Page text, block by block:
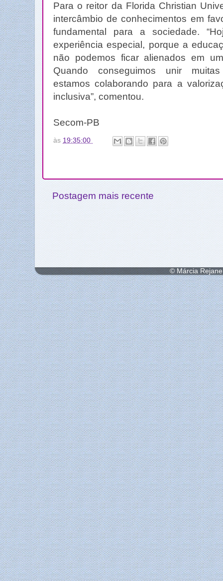
Para o reitor da Florida Christian
intercâmbio de conhecimentos em
fundamental para a sociedade.
experiência especial, porque a
não podemos ficar alienados em
Quando conseguimos unir
estamos colaborando para a
inclusiva”, comentou.
Secom-PB
às 19:35:00
Postagem mais recente
© Márcia